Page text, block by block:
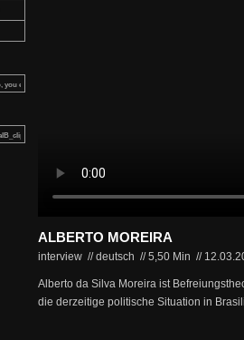
ALBERTO MOREIRA
interview // deutsch //5,50 Min //
Alberto da Silva Moreira ist
die derzeitige politische Situation in